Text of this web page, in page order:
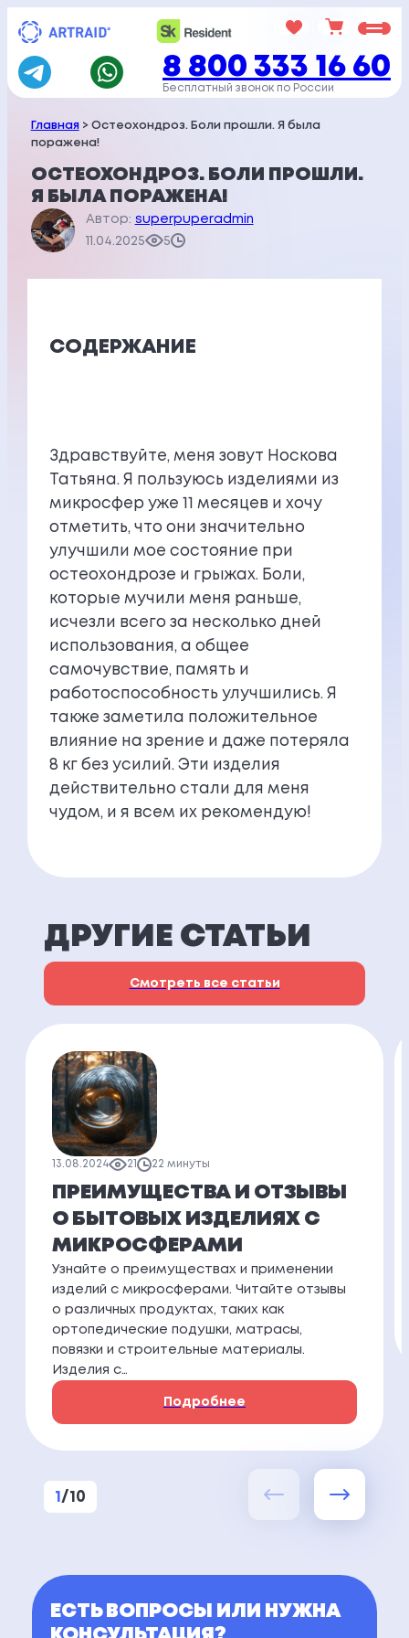
Перейти
содержимому
8 800 333 16 60
Бесплатный звонок по России
Главная> Остеохондроз. Боли прошли. Я была
поражена!
ОСТЕОХОНДРОЗ. БОЛИ ПРОШЛИ.
Я БЫЛА ПОРАЖЕНА!
Автор: superpuperadmin
11.04.2025 5
СОДЕРЖАНИЕ
Здравствуйте, меня зовут Носкова
Татьяна. Я пользуюсь изделиями из
микросфер уже 11 месяцев и хочу
отметить, что они значительно
улучшили мое состояние при
остеохондрозе и грыжах. Боли,
которые мучили меня раньше,
исчезли всего за несколько дней
использования, а общее
самочувствие, память и
работоспособность улучшились. Я
также заметила положительное
влияние на зрение и даже потеряла
8 кг без усилий. Эти изделия
действительно стали для меня
чудом, и я всем их рекомендую!
ДРУГИЕ СТАТЬИ
Смотреть все статьи
13.08.2024 21 22 минуты
ПРЕИМУЩЕСТВА И ОТЗЫВЫ
О БЫТОВЫХ ИЗДЕЛИЯХ С
МИКРОСФЕРАМИ
Узнайте о преимуществах и применении
изделий с микросферами. Читайте отзывы
о различных продуктах, таких как
ортопедические подушки, матрасы,
повязки и строительные материалы.
Изделия с…
Подробнее
1 / 10
ЕСТЬ ВОПРОСЫ ИЛИ НУЖНА